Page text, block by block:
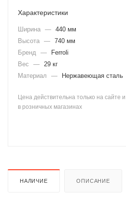
Характеристики
Ширина — 440 мм
Высота — 740 мм
Бренд —
Ferroli
Вес
— 29 кг
Материал
— Нержавеющая сталь
Цена действительна только на сайте
в розничных магазинах
НАЛИЧИЕ ОПИСАНИЕ